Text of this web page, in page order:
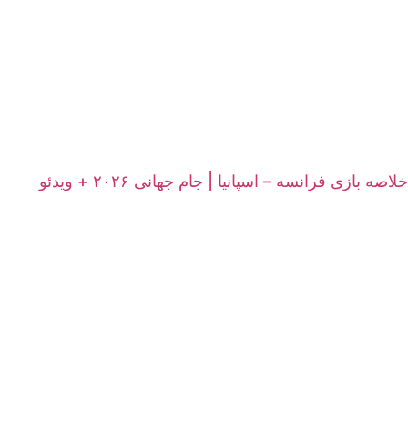
خلاصه بازی فرانسه – اسپانیا | جام جهانی ۲۰۲۶ + ویدئو